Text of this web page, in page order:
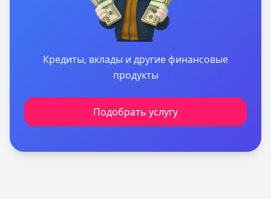
Кредиты, вклады и другие финансовые
продукты
Подобрать услугу